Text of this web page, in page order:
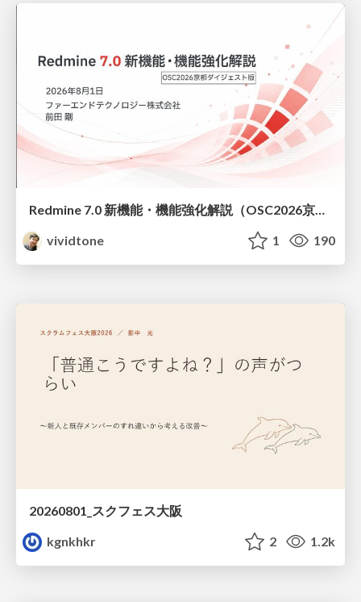
Redmine 7.0 新機能・機能強化解説（OSC2026京都ダイジェスト版）
vividtone
1 190
20260801_スクフェス大阪
kgnkhkr
2 1.2k